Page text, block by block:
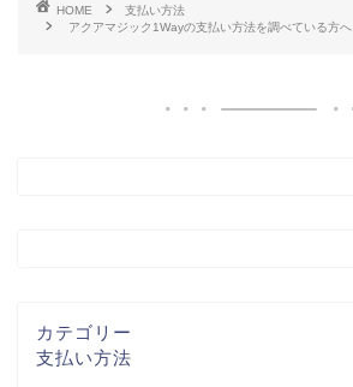
HOME
支払い方法
アクアマジック1Wayの支払い方法を調べている方へ
カテゴリー
支払い方法